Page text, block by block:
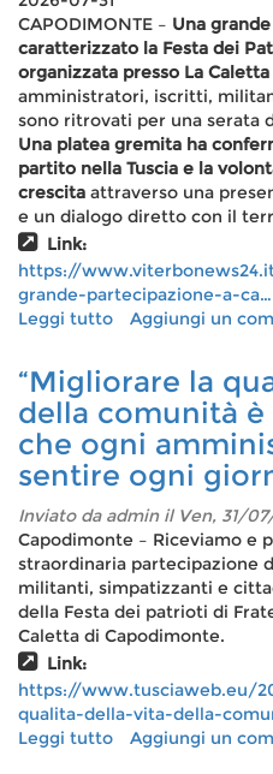
a
Capodimonte
CAPODIMONTE – Una
caratterizzato la Festa dei
organizzata presso La
amministratori, iscritti,
sono ritrovati per una serata
Una platea gremita ha
partito nella Tuscia e la
crescita attraverso una
e un dialogo diretto con il
Link:
https://
grande-partecipazione-a-ca…
Leggi tutto su
Patrioti,
grande
partecipazione
a
Capodimonte:
la
Tuscia
si
ritrova
con
Fratelli
Aggiungi un
“Migliorare la
della comunità
che ogni
sentire ogni
Inviato da adminil Ven, 31/07/
Capodimonte – Riceviamo e
straordinaria partecipazione
militanti, simpatizzanti e
della Festa dei patrioti di
Caletta di Capodimonte.
Link:
https://www.tusciaweb.eu/
qualita-della-vita-della-
Leggi tutto suAggiungi un